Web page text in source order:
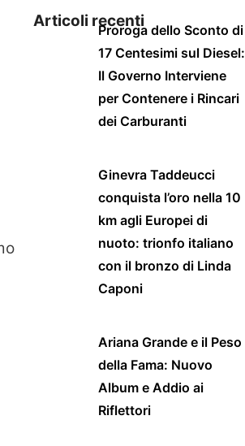
Articoli recentiProroga dello Sconto di
17 Centesimi sul Diesel:
Il Governo Interviene
per Contenere i Rincari
dei Carburanti
Ginevra Taddeucci
conquista l’oro nella 10
km agli Europei di
nuoto: trionfo italiano
con il bronzo di Linda
Caponi
Ariana Grande e il Peso
della Fama: Nuovo
Album e Addio ai
Riflettori